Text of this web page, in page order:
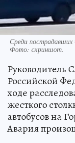
Среди пострадавших
Фото: скриншот.
Руководитель
Российской
ходе
жесткого
автобусов на
Авария